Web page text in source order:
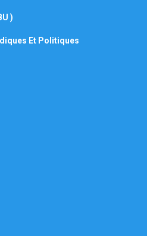
)
Et Politiques